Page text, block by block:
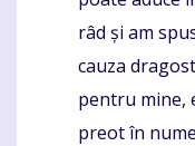
râd și am
cauza
pentru mine,
preot în